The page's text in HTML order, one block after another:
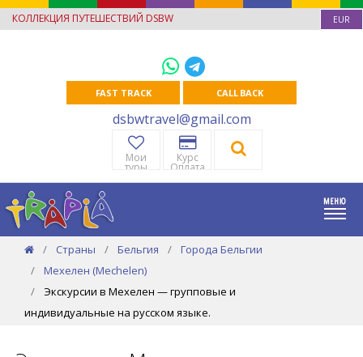
КОЛЛЕКЦИЯ ПУТЕШЕСТВИЙ DSBW EUR
FAST TRACK CALL BACK
dsbwtravel@gmail.com
Мои
туры
Курс
Оплата
Страны Бельгия
Города Бельгии
Мехелен (Mechelen)
Экскурсии в Мехелен — групповые и
индивидуальные на русском языке.